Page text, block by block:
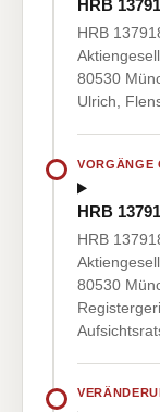
HRB
HRB
80530
Ulrich,
VORGÄNGE
HRB
HRB
80530